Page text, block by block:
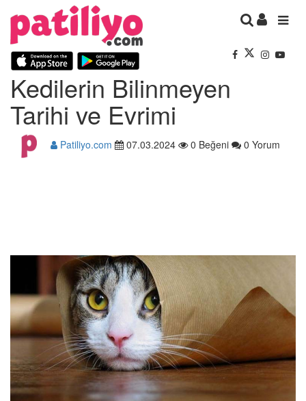
Kedilerin Bilinmeyen
Tarihi ve Evrimi
Patiliyo.com 07.03.2024 0 Beğeni 0 Yorum